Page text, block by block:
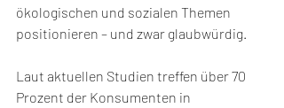
ökologischen und sozialen Themen
positionieren – und zwar glaubwürdig.
Laut aktuellen Studien treffen über 70
Prozent der Konsumenten in